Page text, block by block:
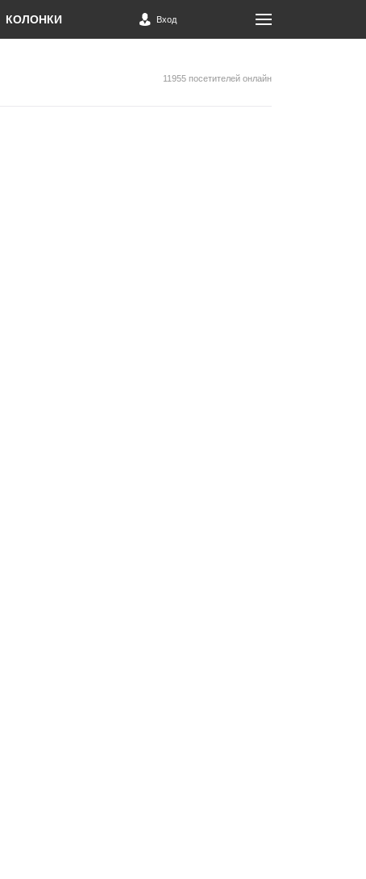
КОЛОНКИ Вход
11955 посетителей онлайн